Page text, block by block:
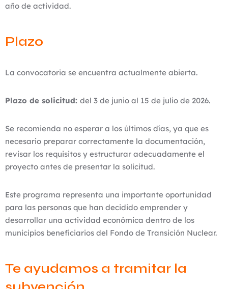
año de actividad.
Plazo
La convocatoria se encuentra actualmente abierta.
Plazo de solicitud: del 3 de junio al 15 de julio de 2026.
Se recomienda no esperar a los últimos días, ya que es
necesario preparar correctamente la documentación,
revisar los requisitos y estructurar adecuadamente el
proyecto antes de presentar la solicitud.
Este programa representa una importante oportunidad
para las personas que han decidido emprender y
desarrollar una actividad económica dentro de los
municipios beneficiarios del Fondo de Transición Nuclear.
Te ayudamos a tramitar la